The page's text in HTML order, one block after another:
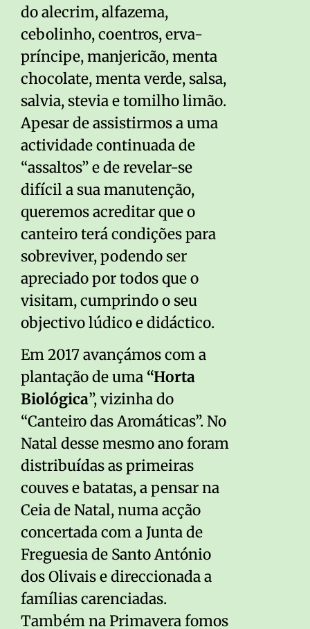
do alecrim, alfazema,
cebolinho, coentros, erva-
príncipe, manjericão, menta
chocolate, menta verde, salsa,
salvia, stevia e tomilho limão.
Apesar de assistirmos a uma
actividade continuada de
“assaltos” e de revelar-se
difícil a sua manutenção,
queremos acreditar que o
canteiro terá condições para
sobreviver, podendo ser
apreciado por todos que o
visitam, cumprindo o seu
objectivo lúdico e didáctico.
Em 2017 avançámos com a
plantação de uma “Horta
Biológica”, vizinha do
“Canteiro das Aromáticas”. No
Natal desse mesmo ano foram
distribuídas as primeiras
couves e batatas, a pensar na
Ceia de Natal, numa acção
concertada com a Junta de
Freguesia de Santo António
dos Olivais e direccionada a
famílias carenciadas.
Também na Primavera fomos